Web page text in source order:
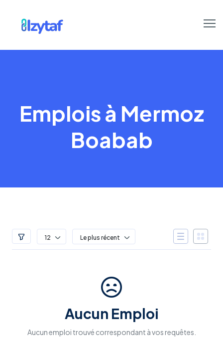
Emplois à Mermoz
Boabab
12 Le plus récent
Aucun Emploi
Aucun emploi trouvé correspondant à vos requêtes.